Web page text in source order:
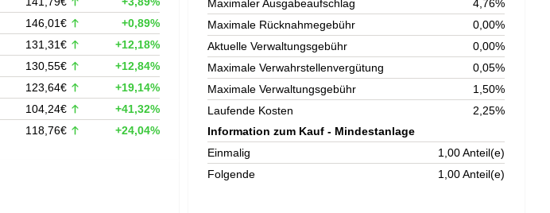
146,01€
+0,89%
131,31€
+12,18%
130,55€
+12,84%
123,64€
+19,14%
104,24€
+41,32%
118,76€ +24,04%
Maximaler Ausgabeaufschlag
4,76%
Maximale Rücknahmegebühr
0,00%
Aktuelle Verwaltungsgebühr
0,00%
Maximale Verwahrstellenvergütung
0,05%
Maximale Verwaltungsgebühr
1,50%
Laufende Kosten
2,25%
Information zum Kauf - Mindestanlage
Einmalig
1,00 Anteil(e)
Folgende
1,00 Anteil(e)